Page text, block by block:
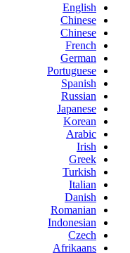
English
Chinese
Chinese
French
German
Portuguese
Spanish
Russian
Japanese
Korean
Arabic
Irish
Greek
Turkish
Italian
Danish
Romanian
Indonesian
Czech
Afrikaans